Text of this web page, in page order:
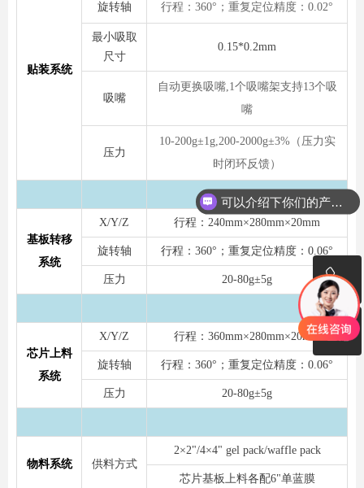
贴装系统
旋转轴 行程：360°；重复定位精度：0.02°
最小吸取
尺寸
0.15*0.2mm
吸嘴
自动更换吸嘴,1个吸嘴架支持13个吸
嘴
压力
10-200g±1g,200-2000g±3%（压力实
时闭环反馈）
基板转移
系统
X/Y/Z 行程：240mm×280mm×20mm
旋转轴 行程：360°；重复定位精度：0.06°
压力 20-80g±5g
芯片上料
系统
X/Y/Z 行程：360mm×280mm×20mm
旋转轴 行程：360°；重复定位精度：0.06°
压力 20-80g±5g
物料系统 供料方式
2×2"/4×4" gel pack/waffle pack
芯片基板上料各配6"单蓝膜
ꂅ
+86 18823760459
ꀥ
微信二维码
可以介绍下你们的产品么